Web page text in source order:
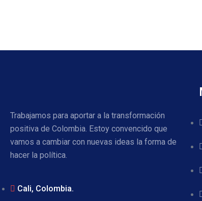
Trabajamos para aportar a la transformación
positiva de Colombia. Estoy convencido que
vamos a cambiar con nuevas ideas la forma de
hacer la política.
Cali, Colombia.